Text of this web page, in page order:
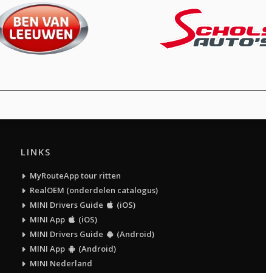
LINKS
MyRouteApp tour ritten
RealOEM (onderdelen catalogus)
MINI Drivers Guide
(iOS)
MINI App
(iOS)
MINI Drivers Guide
(Android)
MINI App
(Android)
MINI Nederland